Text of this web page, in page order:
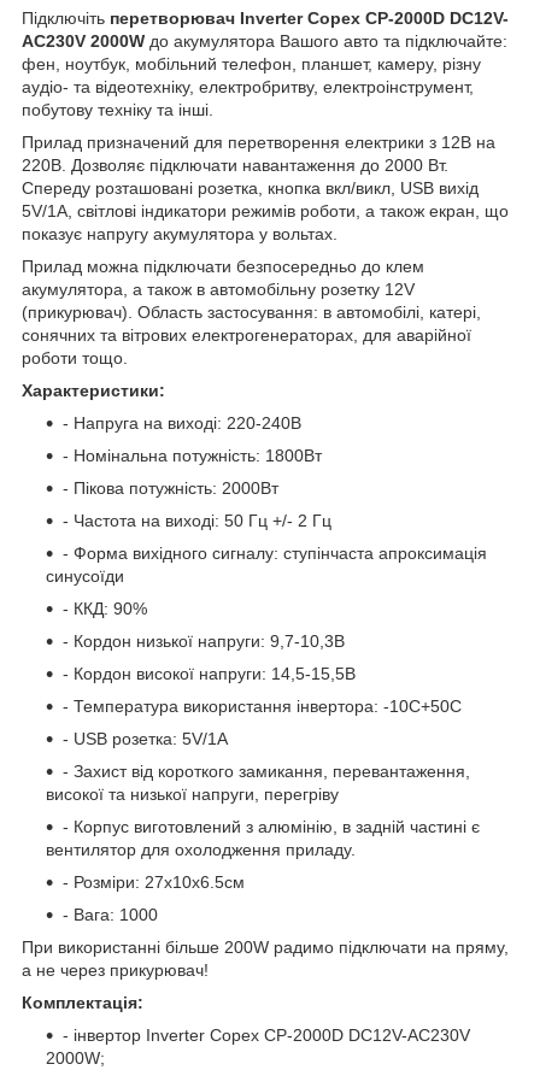
Підключіть перетворювач Inverter Copex CP-2000D DC12V-
AC230V 2000W до акумулятора Вашого авто та підключайте:
фен, ноутбук, мобільний телефон, планшет, камеру, різну
аудіо- та відеотехніку, електробритву, електроінструмент,
побутову техніку та інші.
Прилад призначений для перетворення електрики з 12В на
220В. Дозволяє підключати навантаження до 2000 Вт.
Спереду розташовані розетка, кнопка вкл/викл, USB вихід
5V/1A, світлові індикатори режимів роботи, а також екран, що
показує напругу акумулятора у вольтах.
Прилад можна підключати безпосередньо до клем
акумулятора, а також в автомобільну розетку 12V
(прикурювач). Область застосування: в автомобілі, катері,
сонячних та вітрових електрогенераторах, для аварійної
роботи тощо.
Характеристики:
- Напруга на виході: 220-240В
- Номінальна потужність: 1800Вт
- Пікова потужність: 2000Вт
- Частота на виході: 50 Гц +/- 2 Гц
- Форма вихідного сигналу: ступінчаста апроксимація
синусоїди
- ККД: 90%
- Кордон низької напруги: 9,7-10,3В
- Кордон високої напруги: 14,5-15,5В
- Температура використання інвертора: -10С+50С
- USB розетка: 5V/1A
- Захист від короткого замикання, перевантаження,
високої та низької напруги, перегріву
- Корпус виготовлений з алюмінію, в задній частині є
вентилятор для охолодження приладу.
- Розміри: 27x10x6.5см
- Вага: 1000
При використанні більше 200W радимо підключати на пряму,
а не через прикурювач!
Комплектація:
- інвертор Inverter Copex CP-2000D DC12V-AC230V
2000W;